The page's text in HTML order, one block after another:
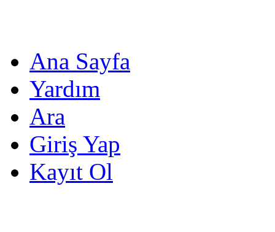
Ana Sayfa
Yardım
Ara
Giriş Yap
Kayıt Ol